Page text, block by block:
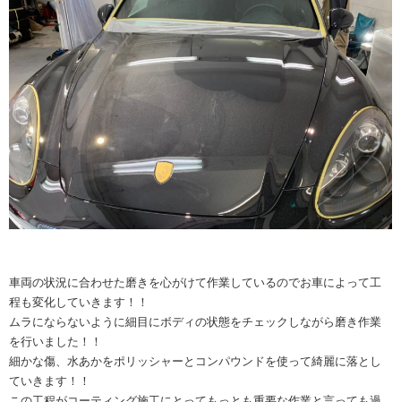
車両の状況に合わせた磨きを心がけて作業しているのでお車によって工
程も変化していきます！！
ムラにならないように細目にボディの状態をチェックしながら磨き作業
を行いました！！
細かな傷、水あかをポリッシャーとコンパウンドを使って綺麗に落とし
ていきます！！